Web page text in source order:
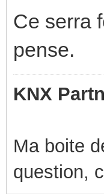
Ce serra
pense.
KNX
Ma boite
question,